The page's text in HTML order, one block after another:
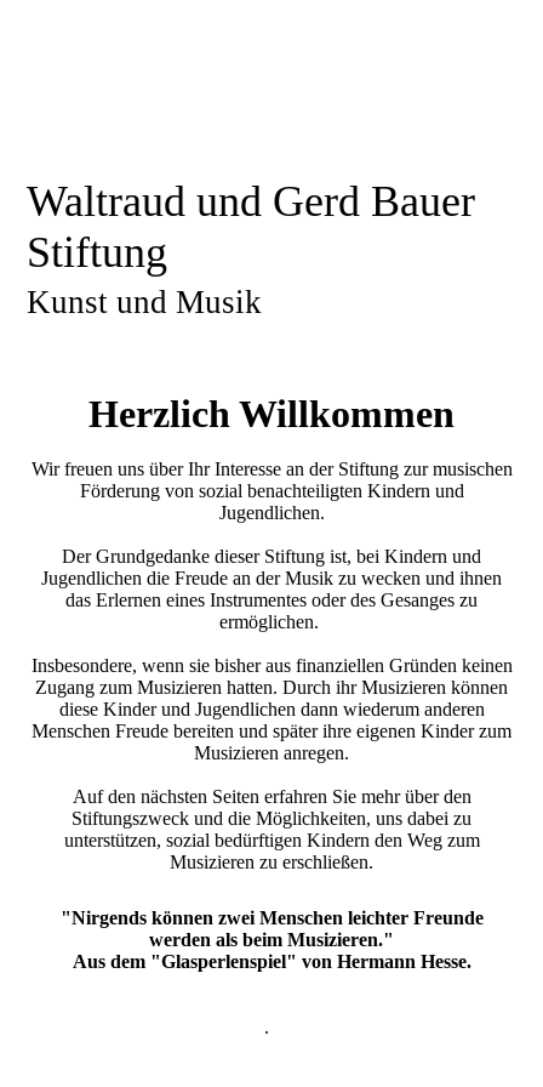
Waltraud und Gerd Bauer
Stiftung
Kunst und Musik
Herzlich Willkommen
Wir freuen uns über Ihr Interesse an der Stiftung zur musischen
Förderung von sozial benachteiligten Kindern und
Jugendlichen.
Der Grundgedanke dieser Stiftung ist, bei Kindern und
Jugendlichen die Freude an der Musik zu wecken und ihnen
das Erlernen eines Instrumentes oder des Gesanges zu
ermöglichen.
Insbesondere, wenn sie bisher aus finanziellen Gründen keinen
Zugang zum Musizieren hatten. Durch ihr Musizieren können
diese Kinder und Jugendlichen dann wiederum anderen
Menschen Freude bereiten und später ihre eigenen Kinder zum
Musizieren anregen.
Auf den nächsten Seiten erfahren Sie mehr über den
Stiftungszweck und die Möglichkeiten, uns dabei zu
unterstützen, sozial bedürftigen Kindern den Weg zum
Musizieren zu erschließen.
"Nirgends können zwei Menschen leichter Freunde
werden als beim Musizieren."
Aus dem "Glasperlenspiel" von Hermann Hesse.
.